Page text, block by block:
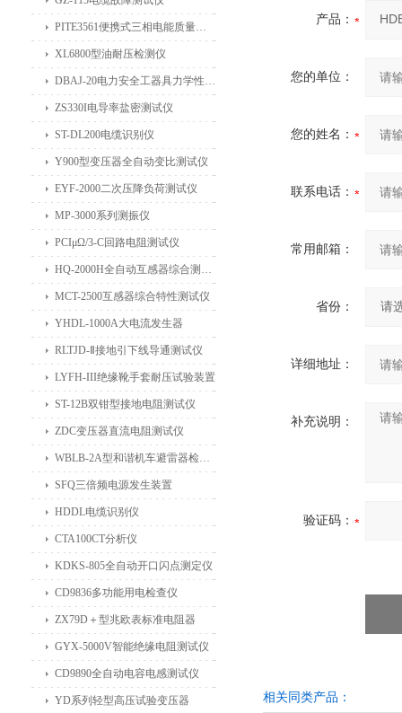
产品：
您的单位：
您的姓名：
联系电话：
常用邮箱：
省份：
详细地址：
补充说明：
验证码：
相关同类产品：
PITE3561便携式三相电能质量分析仪
XL6800型油耐压检测仪
DBAJ-20电力安全工器具力学性能试验机
ZS330I电导率盐密测试仪
ST-DL200电缆识别仪
Y900型变压器全自动变比测试仪
EYF-2000二次压降负荷测试仪
MP-3000系列测振仪
PCIμΩ/3-C回路电阻测试仪
HQ-2000H全自动互感器综合测试仪
MCT-2500互感器综合特性测试仪
YHDL-1000A大电流发生器
RLTJD-Ⅱ接地引下线导通测试仪
LYFH-III绝缘靴手套耐压试验装置
ST-12B双钳型接地电阻测试仪
ZDC变压器直流电阻测试仪
WBLB-2A型和谐机车避雷器检测仪
SFQ三倍频电源发生装置
HDDL电缆识别仪
CTA100CT分析仪
KDKS-805全自动开口闪点测定仪
CD9836多功能用电检查仪
ZX79D＋型兆欧表标准电阻器
GYX-5000V智能绝缘电阻测试仪
CD9890全自动电容电感测试仪
YD系列轻型高压试验变压器